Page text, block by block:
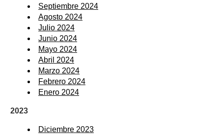
Septiembre 2024
Agosto 2024
Julio 2024
Junio 2024
Mayo 2024
Abril 2024
Marzo 2024
Febrero 2024
Enero 2024
2023
Diciembre 2023